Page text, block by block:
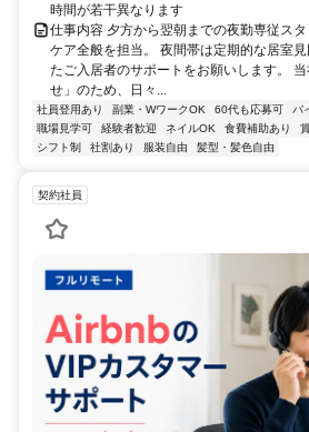
時間が若干異なります
仕事内容 夕方から翌朝までの夜勤専従ス
ケア全般を担当。 夜間帯は定期的な居室
たご入居者のサポートをお願いします。
せ」のため、日々...
社員登用あり 副業・WワークOK 60代も応募可 バ
職場見学可
経験者歓迎 ネイルOK 食費補助あり
シフト制
社割あり 服装自由 髪型・髪色自由
契約社員